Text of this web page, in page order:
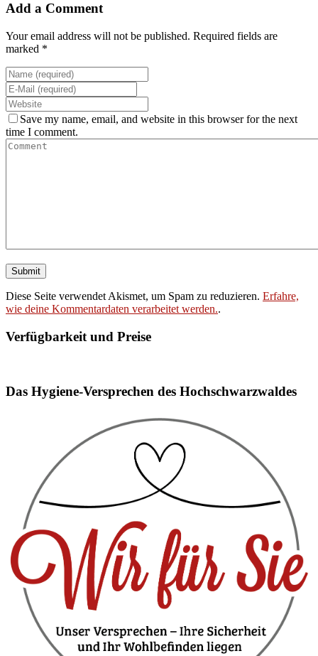
Add a Comment
Your email address will not be published. Required fields are
marked *
Save my name, email, and website in this browser for the next
time I comment.
Diese Seite verwendet Akismet, um Spam zu reduzieren. Erfahre,
wie deine Kommentardaten verarbeitet werden..
Verfügbarkeit und Preise
Das Hygiene-Versprechen des Hochschwarzwaldes